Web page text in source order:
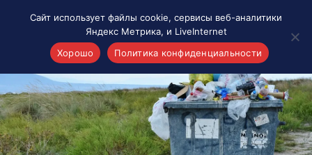
Акценты
Материалы о Рязани и области
Проекты 7 инфо
Здоровье
Сайт использует файлы cookie, сервисы веб-аналитики
Яндекс Метрика, и LiveInternet
Хорошо
Политика конфиденциальности